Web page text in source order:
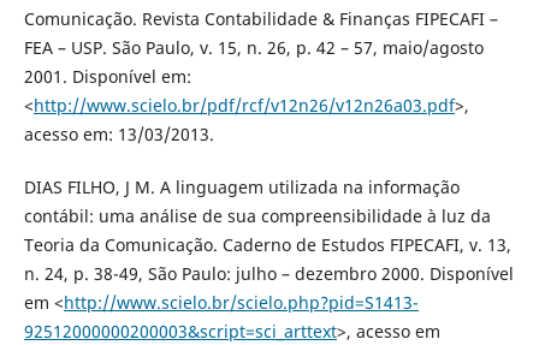
Comunicação. Revista Contabilidade & Finanças FIPECAFI –
FEA – USP. São Paulo, v. 15, n. 26, p. 42 – 57, maio/agosto
2001. Disponível em:
<http://www.scielo.br/pdf/rcf/v12n26/v12n26a03.pdf>,
acesso em: 13/03/2013.
DIAS FILHO, J M. A linguagem utilizada na informação
contábil: uma análise de sua compreensibilidade à luz da
Teoria da Comunicação. Caderno de Estudos FIPECAFI, v. 13,
n. 24, p. 38-49, São Paulo: julho – dezembro 2000. Disponível
em <http://www.scielo.br/scielo.php?pid=S1413-
92512000000200003&script=sci_arttext>, acesso em